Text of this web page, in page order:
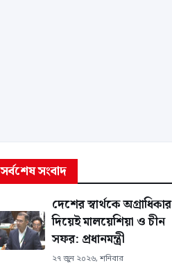
সর্বশেষ সংবাদ
দেশের স্বার্থকে অগ্রাধিকার
দিয়েই মালয়েশিয়া ও চীন
সফর: প্রধানমন্ত্রী
২৭ জুন ২০২৬, শনিবার